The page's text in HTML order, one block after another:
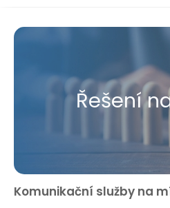
Řešení
Komunikační služby na